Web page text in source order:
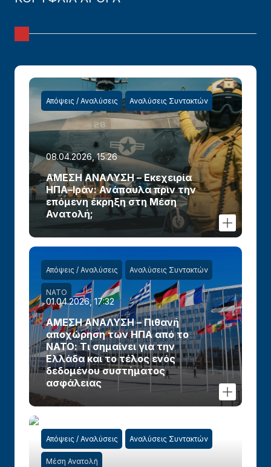
Απόψεις / Αναλύσεις Αναλύσεις Συντακτών
08.04.2026, 15:26
ΑΜΕΣΗ ΑΝΑΛΥΣΗ – Εκεχειρία
ΗΠΑ–Ιράν: Ανάπαυλα πριν την
επόμενη έκρηξη στη Μέση
Ανατολή;
Απόψεις / Αναλύσεις Αναλύσεις Συντακτών
ΝΑΤΟ
01.04.2026, 17:32
ΑΜΕΣΗ ΑΝΑΛΥΣΗ – Πιθανή
αποχώρηση των ΗΠΑ από το
ΝΑΤΟ: Τι σημαίνει για την
Ελλάδα και το τέλος ενός
δεδομένου συστήματος
ασφάλειας
Απόψεις / Αναλύσεις Αναλύσεις Συντακτών
Μέση Ανατολή